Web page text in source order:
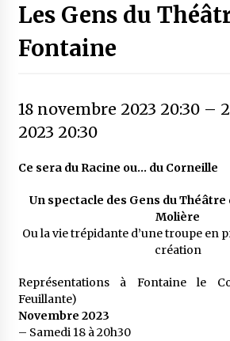
Les Gens du
Fontaine
18 novembre 2023 20:30–
2023 20:30
Ce sera du Racine ou… du Corneille
Un spectacle des Gens du
Molière
Ou la vie trépidante d’une troupe en
création
Représentations à Fontaine le
Feuillante)
Novembre 2023
– Samedi 18 à 20h30